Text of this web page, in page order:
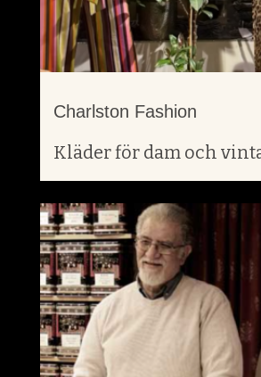
Charlston Fashion
Kläder för dam och